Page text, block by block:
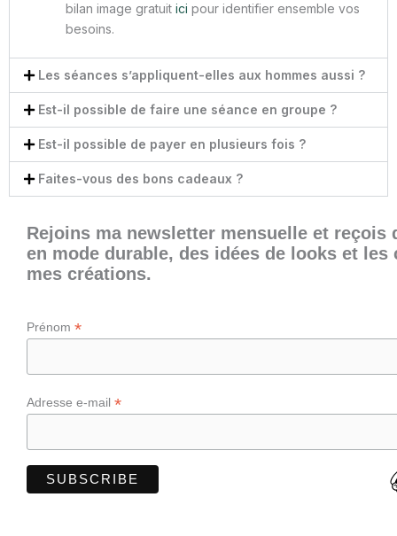
bilan image gratuit ici pour identifier ensemble vos
besoins.
Les séances s’appliquent-elles aux hommes aussi ?
Est-il possible de faire une séance en groupe ?
Est-il possible de payer en plusieurs fois ?
Faites-vous des bons cadeaux ?
Rejoins ma newsletter mensuelle et reçois
en mode durable, des idées de looks et les
mes créations.
Prénom *
Adresse e-mail *